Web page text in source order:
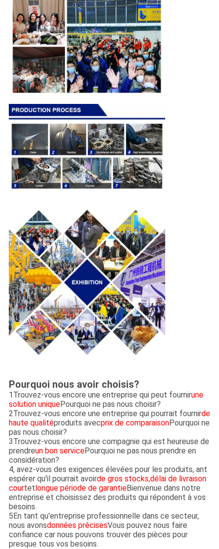
Pourquoi nous avoir choisis?
1Trouvez-vous encore une entreprise qui peut fournirune
solution uniquePourquoi ne pas nous choisir?
2Trouvez-vous encore une entreprise qui pourrait fournirde
haute qualitéproduits avecprix de comparaisonPourquoi ne
pas nous choisir?
3Trouvez-vous encore une compagnie qui est heureuse de
prendreun bon servicePourquoi ne pas nous prendre en
considération?
4, avez-vous des exigences élevées pour les produits, ant
espérer qu'il pourrait avoirde gros stocks,délai de livraison
courtetlongue période de garantieBienvenue dans notre
entreprise et choisissez des produits qui répondent à vos
besoins.
5En tant qu'entreprise professionnelle dans ce secteur,
nous avonsdonnées précisesVous pouvez nous faire
confiance car nous pouvons trouver des pièces pour
presque tous vos besoins.